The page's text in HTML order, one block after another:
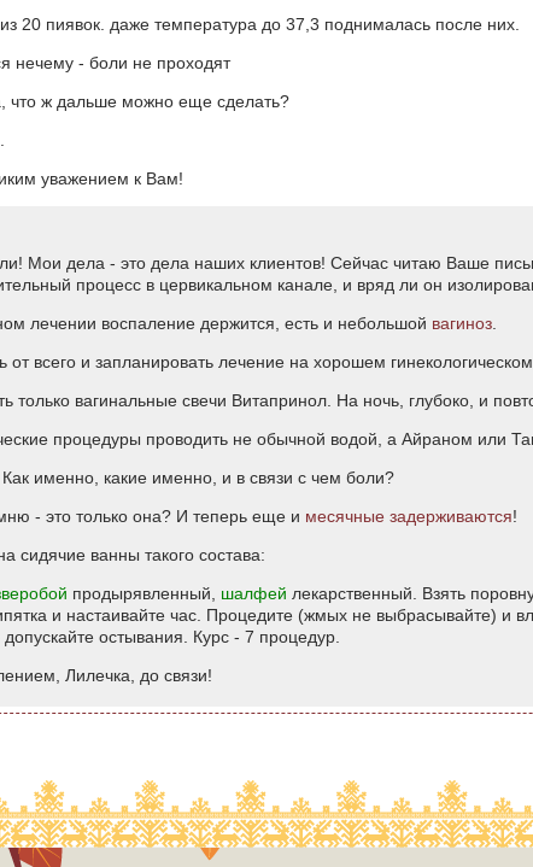
20 пиявок. даже температура до 37,3 поднималась после них.
нечему - боли не проходят
что ж дальше можно еще сделать?
уважением к Вам!
Мои дела - это дела наших клиентов! Сейчас читаю Ваше
процесс в цервикальном канале, и вряд ли он
лечении воспаление держится, есть и небольшой вагиноз
от всего и запланировать лечение на хорошем
только вагинальные свечи Витапринол. На ночь, глубоко, и
процедуры проводить не обычной водой, а Айраном или
именно, какие именно, и в связи с чем боли?
- это только она? И теперь еще и месячные задерживаются!
сидячие ванны такого состава:
продырявленный, шалфей лекарственный. Взять
и настаивайте час. Процедите (жмых не выбрасывайте) и
остывания. Курс - 7 процедур.
Лилечка, до связи!